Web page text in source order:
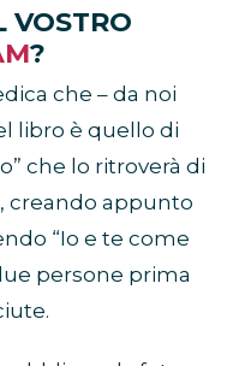
VOSTRO
?
che – da noi
libro è quello di
che lo ritroverà di
creando appunto
“Io e te come
persone prima